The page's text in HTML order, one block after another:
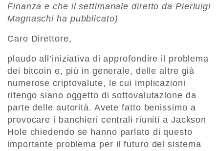
Finanza e che il settimanale diretto da Pierluigi
Magnaschi ha pubblicato)
Caro Direttore,
plaudo all’iniziativa di approfondire il problema
dei bitcoin e, più in generale, delle altre già
numerose criptovalute, le cui implicazioni
ritengo siano oggetto di sottovalutazione da
parte delle autorità. Avete fatto benissimo a
provocare i banchieri centrali riuniti a Jackson
Hole chiedendo se hanno parlato di questo
importante problema per il futuro del sistema